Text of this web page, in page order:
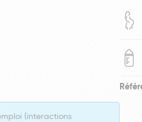
(interactions